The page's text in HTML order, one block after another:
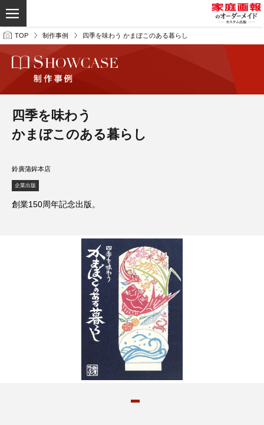
TOP 制作事例 四季を味わう かまぼこのある暮らし
四季を味わう
かまぼこのある暮らし
鈴廣蒲鉾本店
企業出版
創業150周年記念出版。